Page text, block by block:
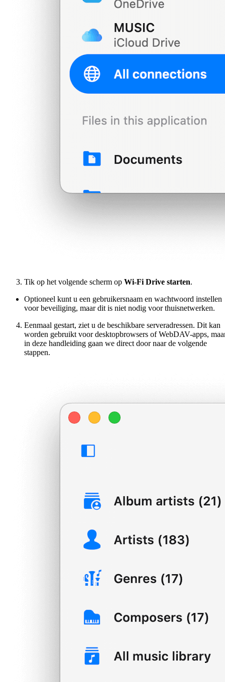
Tik op het volgende scherm op Wi-Fi Drive starten.
Optioneel kunt u een gebruikersnaam en wachtwoord instellen
voor beveiliging, maar dit is niet nodig voor thuisnetwerken.
Eenmaal gestart, ziet u de beschikbare serveradressen. Dit kan
worden gebruikt voor desktopbrowsers of WebDAV-apps,
in deze handleiding gaan we direct door naar de volgende
stappen.